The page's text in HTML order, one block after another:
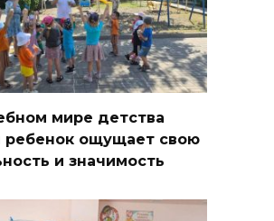
мире детства
ощущает свою
и значимость